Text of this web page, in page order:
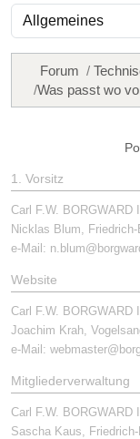
Forum
Was passt wo
1. Vorsitz
Carl F.W. BORGWARD
Nicklas Blum,
e-Mail:
Website
Carl F.W. BORGWARD
Joachim Krah,
e-Mail:
Mitgliederverwaltung
Carl F.W. BORGWARD
Sascha Kaus,